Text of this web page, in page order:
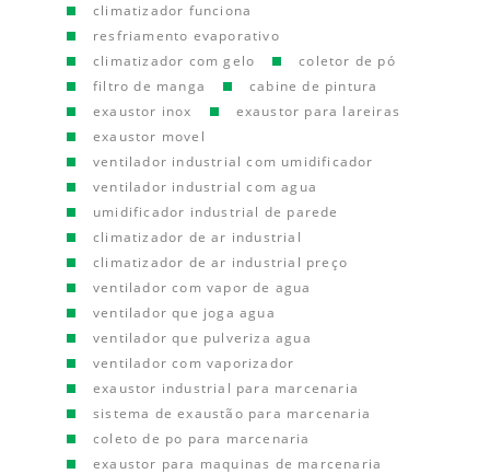
climatizador funciona
resfriamento evaporativo
climatizador com gelo
coletor de pó
filtro de manga
cabine de pintura
exaustor inox
exaustor para lareiras
exaustor movel
ventilador industrial com umidificador
ventilador industrial com agua
umidificador industrial de parede
climatizador de ar industrial
climatizador de ar industrial preço
ventilador com vapor de agua
ventilador que joga agua
ventilador que pulveriza agua
ventilador com vaporizador
exaustor industrial para marcenaria
sistema de exaustão para marcenaria
coleto de po para marcenaria
exaustor para maquinas de marcenaria